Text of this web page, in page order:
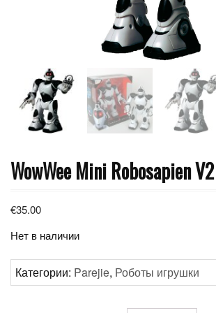
WowWee Mini Robosapien V2
€35.00
Нет в наличии
Категории: Parejie, Роботы игрушки